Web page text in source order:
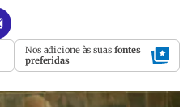
Nos adicione às suas fontes
preferidas